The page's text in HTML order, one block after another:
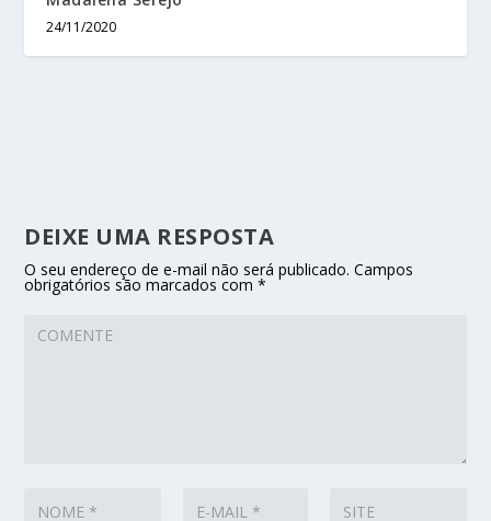
24/11/2020
DEIXE UMA RESPOSTA
O seu endereço de e-mail não será publicado. Campos
obrigatórios são marcados com*